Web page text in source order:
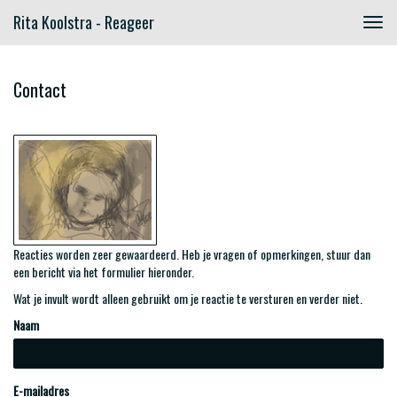
Rita Koolstra - Reageer
Contact
Reacties worden zeer gewaardeerd. Heb je vragen of opmerkingen, stuur dan
een bericht via het formulier hieronder.
Wat je invult wordt alleen gebruikt om je reactie te versturen en verder niet.
Naam
E-mailadres